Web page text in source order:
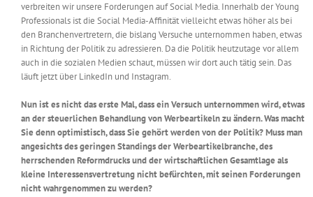
verbreiten wir unsere Forderungen auf Social Media. Innerhalb der Young
Professionals ist die Social Media-Affinität vielleicht etwas höher als bei
den Branchenvertretern, die bislang Versuche unternommen haben, etwas
in Richtung der Politik zu adressieren. Da die Politik heutzutage vor allem
auch in die sozialen Medien schaut, müssen wir dort auch tätig sein. Das
läuft jetzt über LinkedIn und Instagram.
Nun ist es nicht das erste Mal, dass ein Versuch unternommen wird, etwas
an der steuerlichen Behandlung von Werbeartikeln zu ändern. Was macht
Sie denn optimistisch, dass Sie gehört werden von der Politik? Muss man
angesichts des geringen Standings der Werbeartikelbranche, des
herrschenden Reformdrucks und der wirtschaftlichen Gesamtlage als
kleine Interessensvertretung nicht befürchten, mit seinen Forderungen
nicht wahrgenommen zu werden?